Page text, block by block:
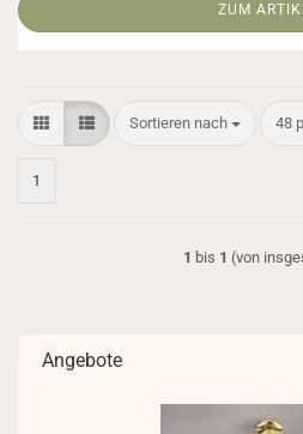
ZUM
Sortieren nach
Sortieren nach 48
pro
1
1 bis 1 (von
Angebote